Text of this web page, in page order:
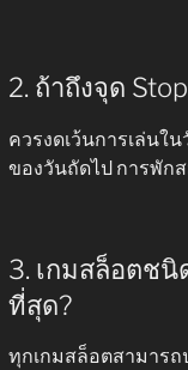
2. ถ้าถึงจุด
ควรงดเว้นการเล่น
ของวันถัดไป การพัก
3. เกมสล็อตช
ที่สุด?
ทุกเกมสล็อตสามารถ